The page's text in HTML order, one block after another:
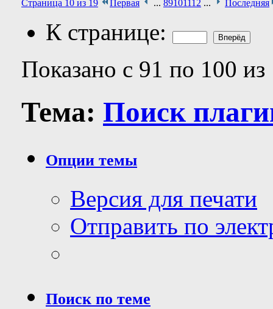
Страница 10 из 19 Первая ... 89101112 ... Последняя
К странице:
Показано с 91 по 100 из
Тема: Поиск
Опции темы
Версия для печати
Отправить по
Поиск по теме